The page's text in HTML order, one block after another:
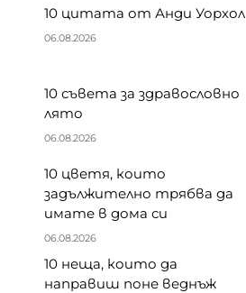
10 цитата от Анди Уорхол
06.08.2026
10 съвета за здравословно
лято
06.08.2026
10 цветя, които
задължително трябва да
имате в дома си
06.08.2026
10 неща, които да
направиш поне веднъж